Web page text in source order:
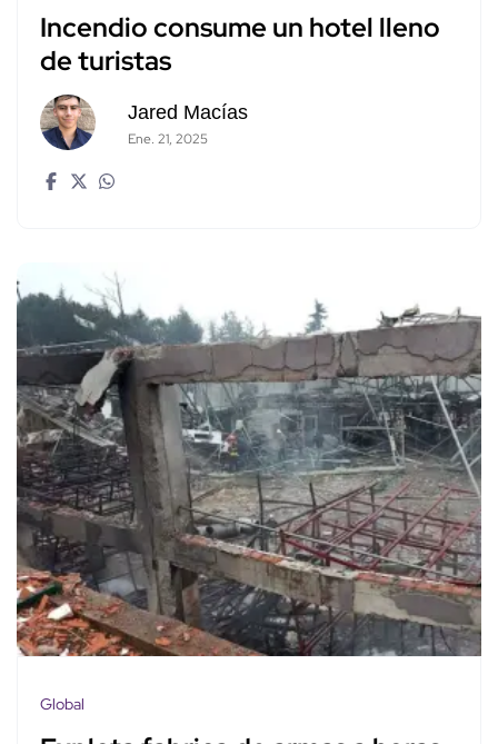
Incendio consume un hotel lleno
de turistas
Jared Macías
Ene. 21, 2025
Global